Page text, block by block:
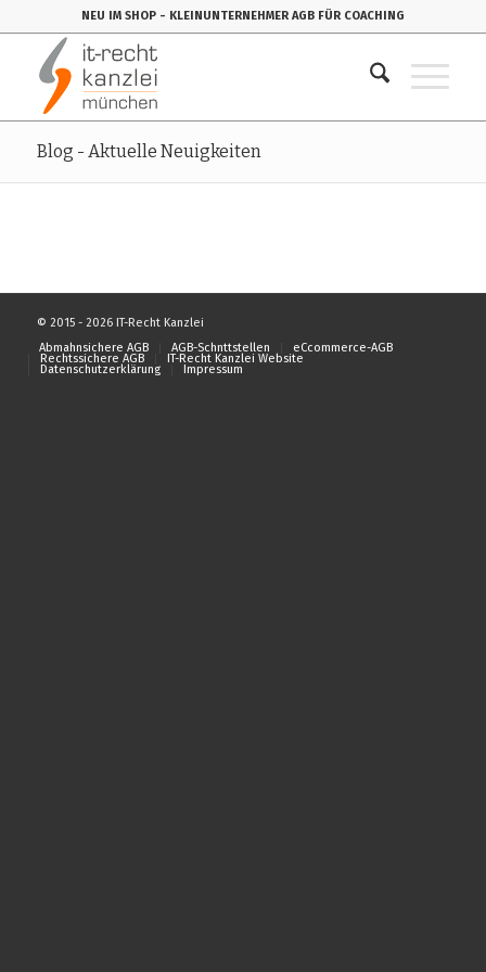
NEU IM SHOP - KLEINUNTERNEHMER AGB FÜR COACHING
Blog - Aktuelle Neuigkeiten
© 2015 - 2026 IT-Recht Kanzlei
Abmahnsichere AGB
AGB-Schnttstellen eCcommerce-AGB
Rechtssichere AGB IT-Recht Kanzlei Website
Datenschutzerklärung Impressum